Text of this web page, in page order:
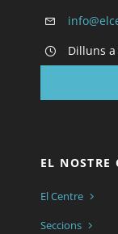
Dilluns a
EL NOSTRE
El Centre
Seccions